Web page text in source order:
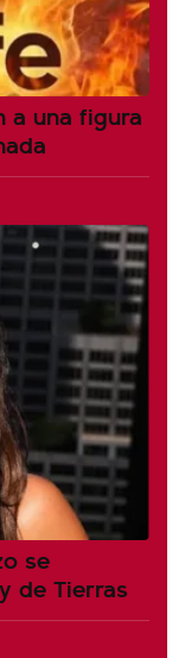
a una figura
se
de Tierras